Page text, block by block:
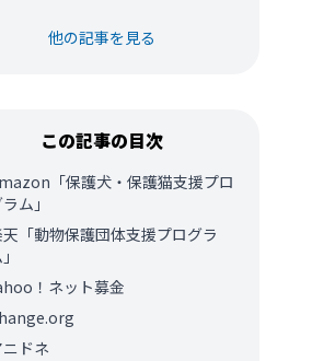
他の記事を見る
この記事の目次
「保護犬・保護猫支援プロ
ム」
「動物保護団体支援プログラ
！ネット募金
ニドネ